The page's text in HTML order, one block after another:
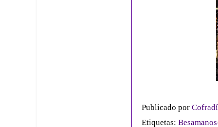
Publicado por
Etiquetas: